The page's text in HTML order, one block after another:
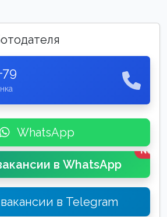
WhatsApp
в WhatsApp
New
в Telegram